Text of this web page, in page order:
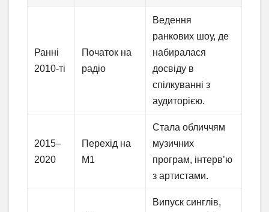
Ранні
2010-ті
Початок на
радіо
Ведення
ранкових шоу, де
набиралася
досвіду в
спілкуванні з
аудиторією.
2015–
2020
Перехід на
М1
Стала обличчям
музичних
програм, інтерв’ю
з артистами.
Випуск синглів,